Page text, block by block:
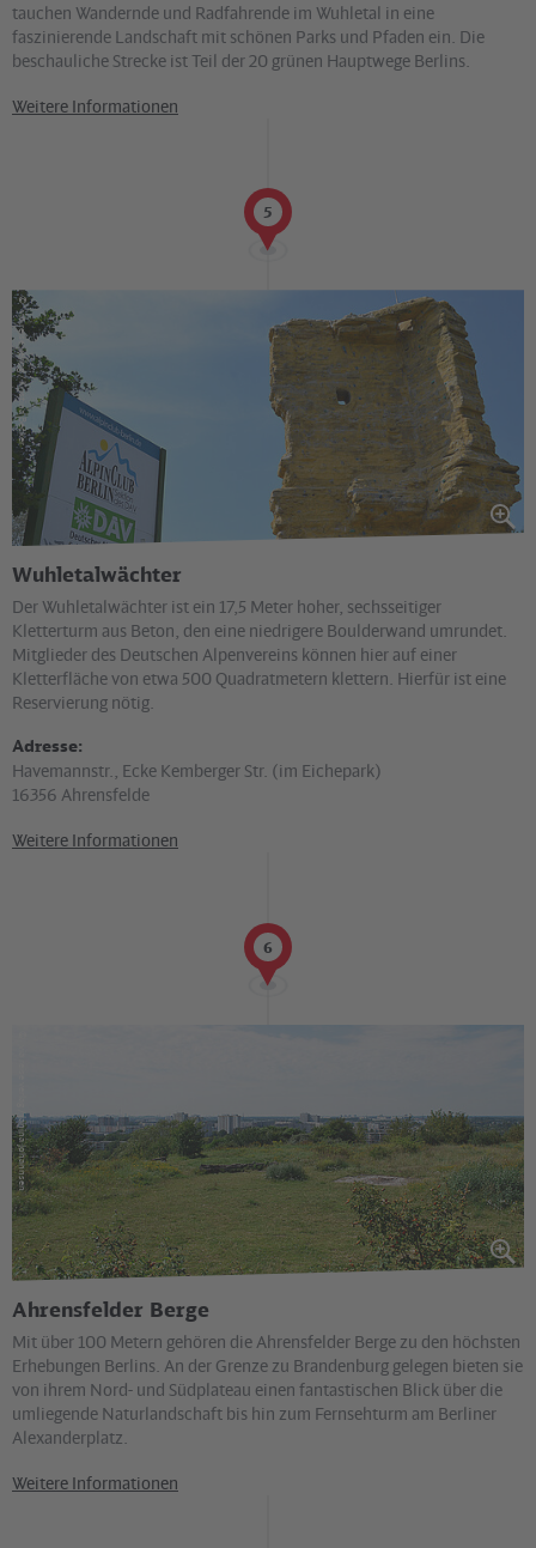
tauchen Wandernde und Radfahrende im Wuhletal in eine
faszinierende Landschaft mit schönen Parks und Pfaden ein. Die
beschauliche Strecke ist Teil der 20 grünen Hauptwege Berlins.
Weitere Informationen
5
©
via reise verlag / Kristina Becker
Wuhletalwächter
Der Wuhletalwächter ist ein 17,5 Meter hoher, sechsseitiger
Kletterturm aus Beton, den eine niedrigere Boulderwand umrundet.
Mitglieder des Deutschen Alpenvereins können hier auf einer
Kletterfläche von etwa 500 Quadratmetern klettern. Hierfür ist eine
Reservierung nötig.
Adresse:
Havemannstr., Ecke Kemberger Str. (im Eichepark)
16356 Ahrensfelde
Weitere Informationen
6
via reise verlag / Janina Johannsen
Ahrensfelder Berge
Mit über 100 Metern gehören die Ahrensfelder Berge zu den höchsten
Erhebungen Berlins. An der Grenze zu Brandenburg gelegen bieten sie
von ihrem Nord- und Südplateau einen fantastischen Blick über die
umliegende Naturlandschaft bis hin zum Fernsehturm am Berliner
Alexanderplatz.
Weitere Informationen